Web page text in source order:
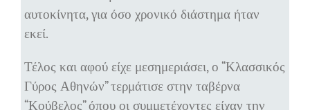
αυτοκίνητα, για όσο χρονικό διάστημα ήταν
εκεί.
Τέλος και αφού είχε μεσημεριάσει, ο “Κλασσικός
Γύρος Αθηνών” τερμάτισε στην ταβέρνα
“Κούβελος” όπου οι συμμετέχοντες είχαν την